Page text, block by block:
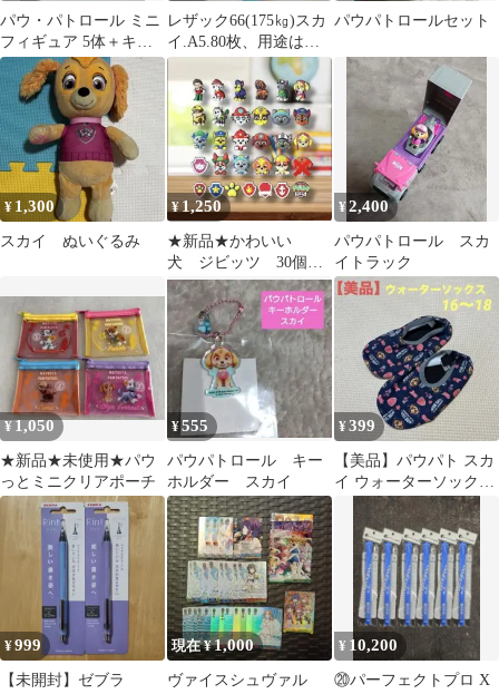
パウ・パトロール ミニ
フィギュア 5体＋キー
ホルダーセット パウパ
ト
レザック66(175㎏)スカ
イ.A5.80枚、用途は
色々‼️早い者勝ち‼️
パウパトロールセット
¥ 1,300
スカイ ぬいぐるみ
¥ 1,250
★新品★かわいい
犬 ジビッツ 30個セ
ット
¥2,400
パウパトロール スカ
イトラック
¥1,050
★新品★未使用★パウ
っとミニクリアポーチ
¥555
パウパトロール キー
ホルダー スカイ
¥399
【美品】パウパト スカ
イ ウォーターソックス
16〜18センチ 水遊び サ
ンダル
¥999
【未開封】ゼブラ
現在 ¥1,000
ヴァイスシュヴァル
¥ 10,200
⑳パーフェクトプロ X